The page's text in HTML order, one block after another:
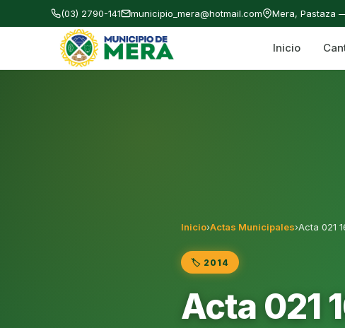
(03) 2790-141 municipio_mera@hotmail.com Mera, Pastaza
Gobierno Autónomo Descentralizado Municipal del
Inicio
Inicio›Actas Municipales›Acta 021
🏷️ 2014
Acta 021